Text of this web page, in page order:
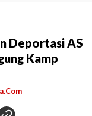
Deportasi AS
Kamp